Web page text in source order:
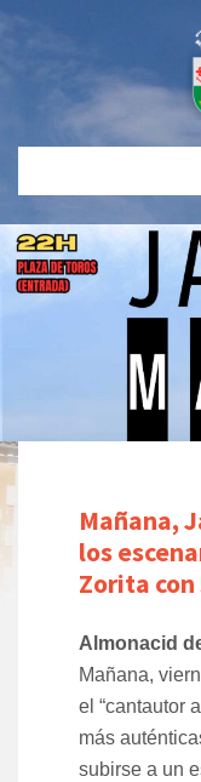
Mañana,
los
Zorita con
Almonacid
Mañana,
el “cantautor
más
subirse a un